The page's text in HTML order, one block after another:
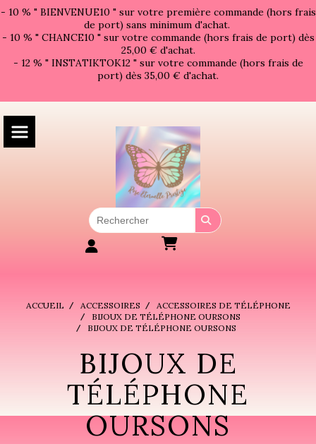
- 10 % " BIENVENUE10 " sur votre première commande (hors frais
de port) sans minimum d'achat.
- 10 % " CHANCE10 " sur votre commande (hors frais de port) dès
25,00 € d'achat.
- 12 % " INSTATIKTOK12 " sur votre commande (hors frais de
port) dès 35,00 € d'achat.
ACCUEIL ACCESSOIRES
ACCESSOIRES DE TÉLÉPHONE
BIJOUX DE TÉLÉPHONE OURSONS
BIJOUX DE TÉLÉPHONE OURSONS
BIJOUX DE
TÉLÉPHONE
OURSONS